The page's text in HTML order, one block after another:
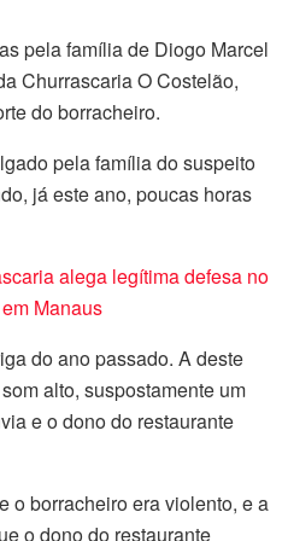
pela família de Diogo Marcel
Churrascaria O Costelão,
do borracheiro.
pela família do suspeito
já este ano, poucas horas
alega legítima defesa no
Manaus
do ano passado. A deste
alto, suspostamente um
e o dono do restaurante
o borracheiro era violento, e a
o dono do restaurante